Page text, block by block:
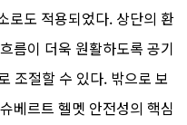
로도 적용되었다. 상단의 환
름이 더욱 원활하도록 공기
조절할 수 있다. 밖으로 보
베르트 헬멧 안전성의 핵심